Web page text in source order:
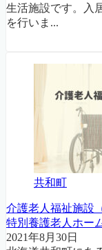
生活施設です。入
を行いま...
共和町
介護老人福祉施設
特別養護老人ホー
2021年8月30日